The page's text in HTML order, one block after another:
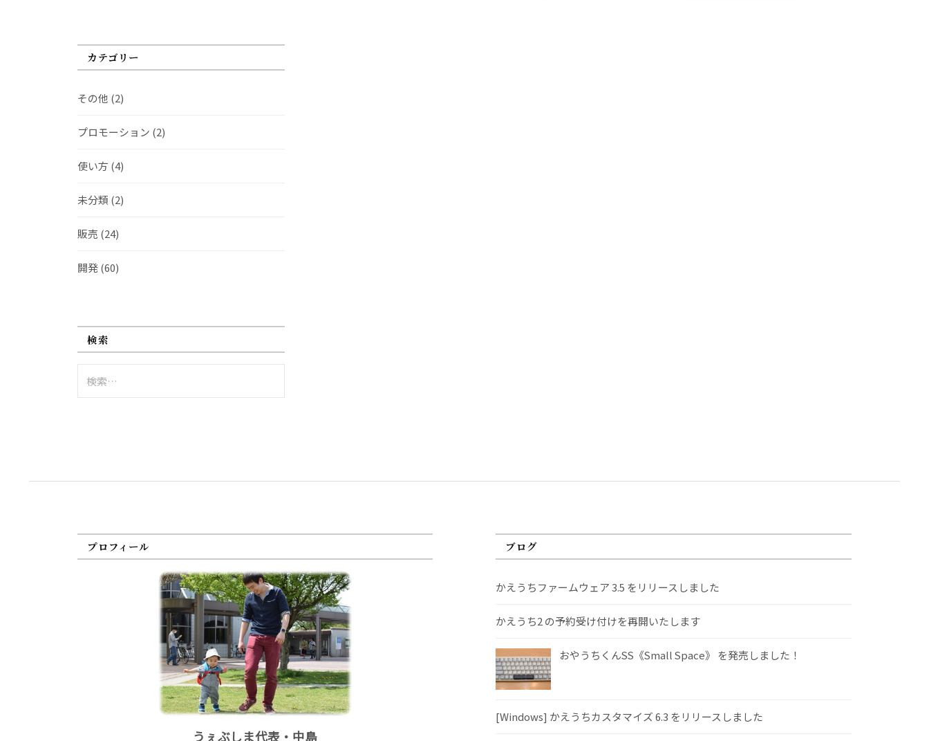
カテゴリー
その他 (2)
プロモーション (2)
使い方 (4)
未分類 (2)
販売 (24)
開発(60)
検索
索:
プロフィール
うぇぶしま代表・中島
ブログ
かえうちファームウェア 3.5 をリリースしました
かえうち2 の予約受け付けを再開いたします
おやうちくんSS《Small Space》 を発売しました！
[Windows] かえうちカスタマイズ 6.3 をリリースしました